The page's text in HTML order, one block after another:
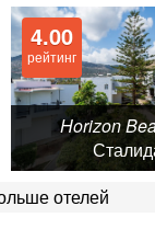
4.00
рейтинг
Horizon
отелей